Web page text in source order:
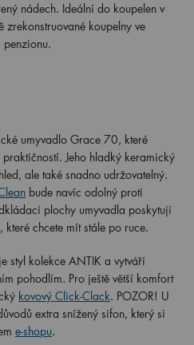
nádech. Ideální do koupelen v
zrekonstruované koupelny ve
penzionu.
umyvadlo Grace 70, které
Jeho hladký keramický
ale také snadno udržovatelný.
bude navíc odolný proti
plochy umyvadla poskytují
chcete mít stále po ruce.
styl kolekce ANTIK a vytváří
pohodlím. Pro ještě větší komfort
kovový Click-Clack. POZOR! U
extra snížený sifon, který si
e-shopu.